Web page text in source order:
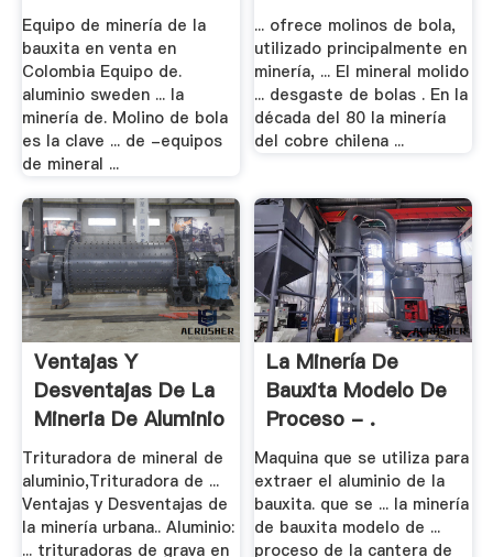
Equipo de minería de la
bauxita en venta en
Colombia Equipo de.
aluminio sweden ... la
minería de. Molino de bola
es la clave ... de -equipos
de mineral ...
... ofrece molinos de bola,
utilizado principalmente en
minería, ... El mineral molido
... desgaste de bolas . En la
década del 80 la minería
del cobre chilena ...
Ventajas Y
Desventajas De La
Mineria De Aluminio
Trituradora de mineral de
aluminio,Trituradora de ...
Ventajas y Desventajas de
la minería urbana.. Aluminio:
... trituradoras de grava en
La Minería De
Bauxita Modelo De
Proceso - .
Maquina que se utiliza para
extraer el aluminio de la
bauxita. que se ... la minería
de bauxita modelo de ...
proceso de la cantera de